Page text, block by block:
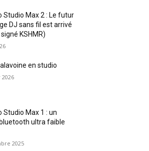
Studio Max 2 : Le futur
DJ sans fil est arrivé
KSHMR)
en studio
Studio Max 1 : un
ultra faible
2025